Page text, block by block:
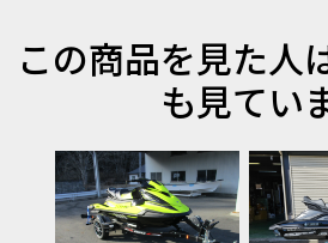
この商品を見た人
も見てい